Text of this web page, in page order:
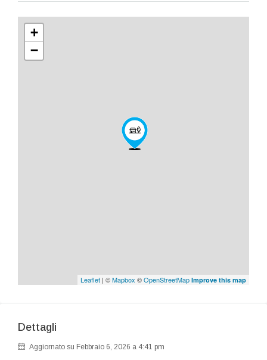
+
−
Leaflet | ©Mapbox ©OpenStreetMap Improve this map
Dettagli
Aggiornato su Febbraio 6, 2026 a 4:41 pm